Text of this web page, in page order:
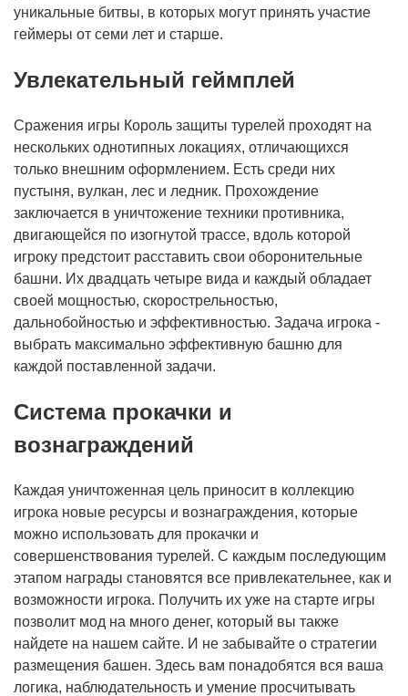
уникальные битвы, в которых могут принять участие
геймеры от семи лет и старше.
Увлекательный геймплей
Сражения игры Король защиты турелей проходят на
нескольких однотипных локациях, отличающихся
только внешним оформлением. Есть среди них
пустыня, вулкан, лес и ледник. Прохождение
заключается в уничтожение техники противника,
двигающейся по изогнутой трассе, вдоль которой
игроку предстоит расставить свои оборонительные
башни. Их двадцать четыре вида и каждый обладает
своей мощностью, скорострельностью,
дальнобойностью и эффективностью. Задача игрока -
выбрать максимально эффективную башню для
каждой поставленной задачи.
Система прокачки и
вознаграждений
Каждая уничтоженная цель приносит в коллекцию
игрока новые ресурсы и вознаграждения, которые
можно использовать для прокачки и
совершенствования турелей. С каждым последующим
этапом награды становятся все привлекательнее, как и
возможности игрока. Получить их уже на старте игры
позволит мод на много денег, который вы также
найдете на нашем сайте. И не забывайте о стратегии
размещения башен. Здесь вам понадобятся вся ваша
логика, наблюдательность и умение просчитывать